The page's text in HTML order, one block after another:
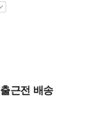
출근전 배송